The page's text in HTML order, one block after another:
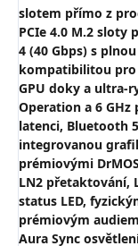
slotem přímo z
PCIe 4.0 M.2 sloty
4 (40 Gbps) s
kompatibilitou pro
GPU doky a ultra-
Operation a 6
latenci, Bluetooth
integrovanou
prémiovými
LN2 přetaktování,
status LED,
prémiovým
Aura Sync